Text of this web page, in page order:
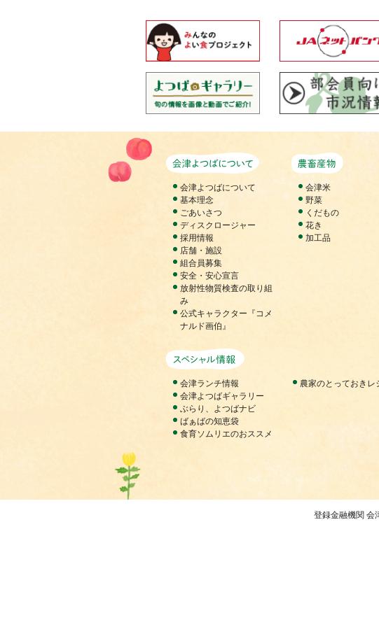
会津よつばについて
会津よつばについて
基本理念
ごあいさつ
ディスクロージャー
採用情報
店舗・施設
組合員募集
安全・安心宣言
放射性物質検査の取り組
み
公式キャラクター『コメ
ナルド画伯』
会津米
野菜
くだもの
花き
加工品
会津ランチ情報
会津よつばギャラリー
ぶらり、よつばナビ
ばぁばの知恵袋
食育ソムリエのおススメ
農家のとっておきレ
登録金融機関 会